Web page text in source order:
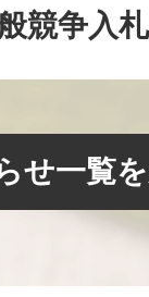
競争入
業を実
せ一覧